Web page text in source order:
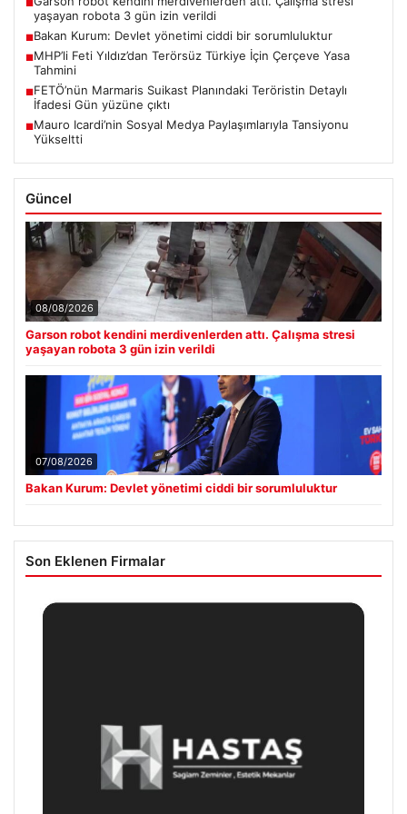
■
yaşayan robota 3 gün izin verildi
■Bakan Kurum: Devlet yönetimi ciddi bir sorumluluktur
■MHP’li Feti Yıldız’dan Terörsüz Türkiye İçin Çerçeve Yasa
Tahmini
■FETÖ’nün Marmaris Suikast Planındaki Teröristin Detaylı
İfadesi Gün yüzüne çıktı
■Mauro Icardi’nin Sosyal Medya Paylaşımlarıyla Tansiyonu
Yükseltti
Güncel
08/08/2026
Garson robot kendini merdivenlerden attı. Çalışma stresi
yaşayan robota 3 gün izin verildi
07/08/2026
Bakan Kurum: Devlet yönetimi ciddi bir sorumluluktur
Son Eklenen Firmalar